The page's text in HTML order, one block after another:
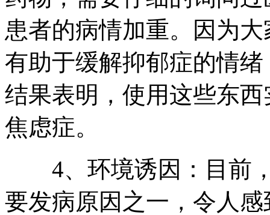
患者的病情加重。因为
有助于缓解抑郁症的情
结果表明，使用这些东
焦虑症。
4、环境诱因：目前，
要发病原因之一，令人